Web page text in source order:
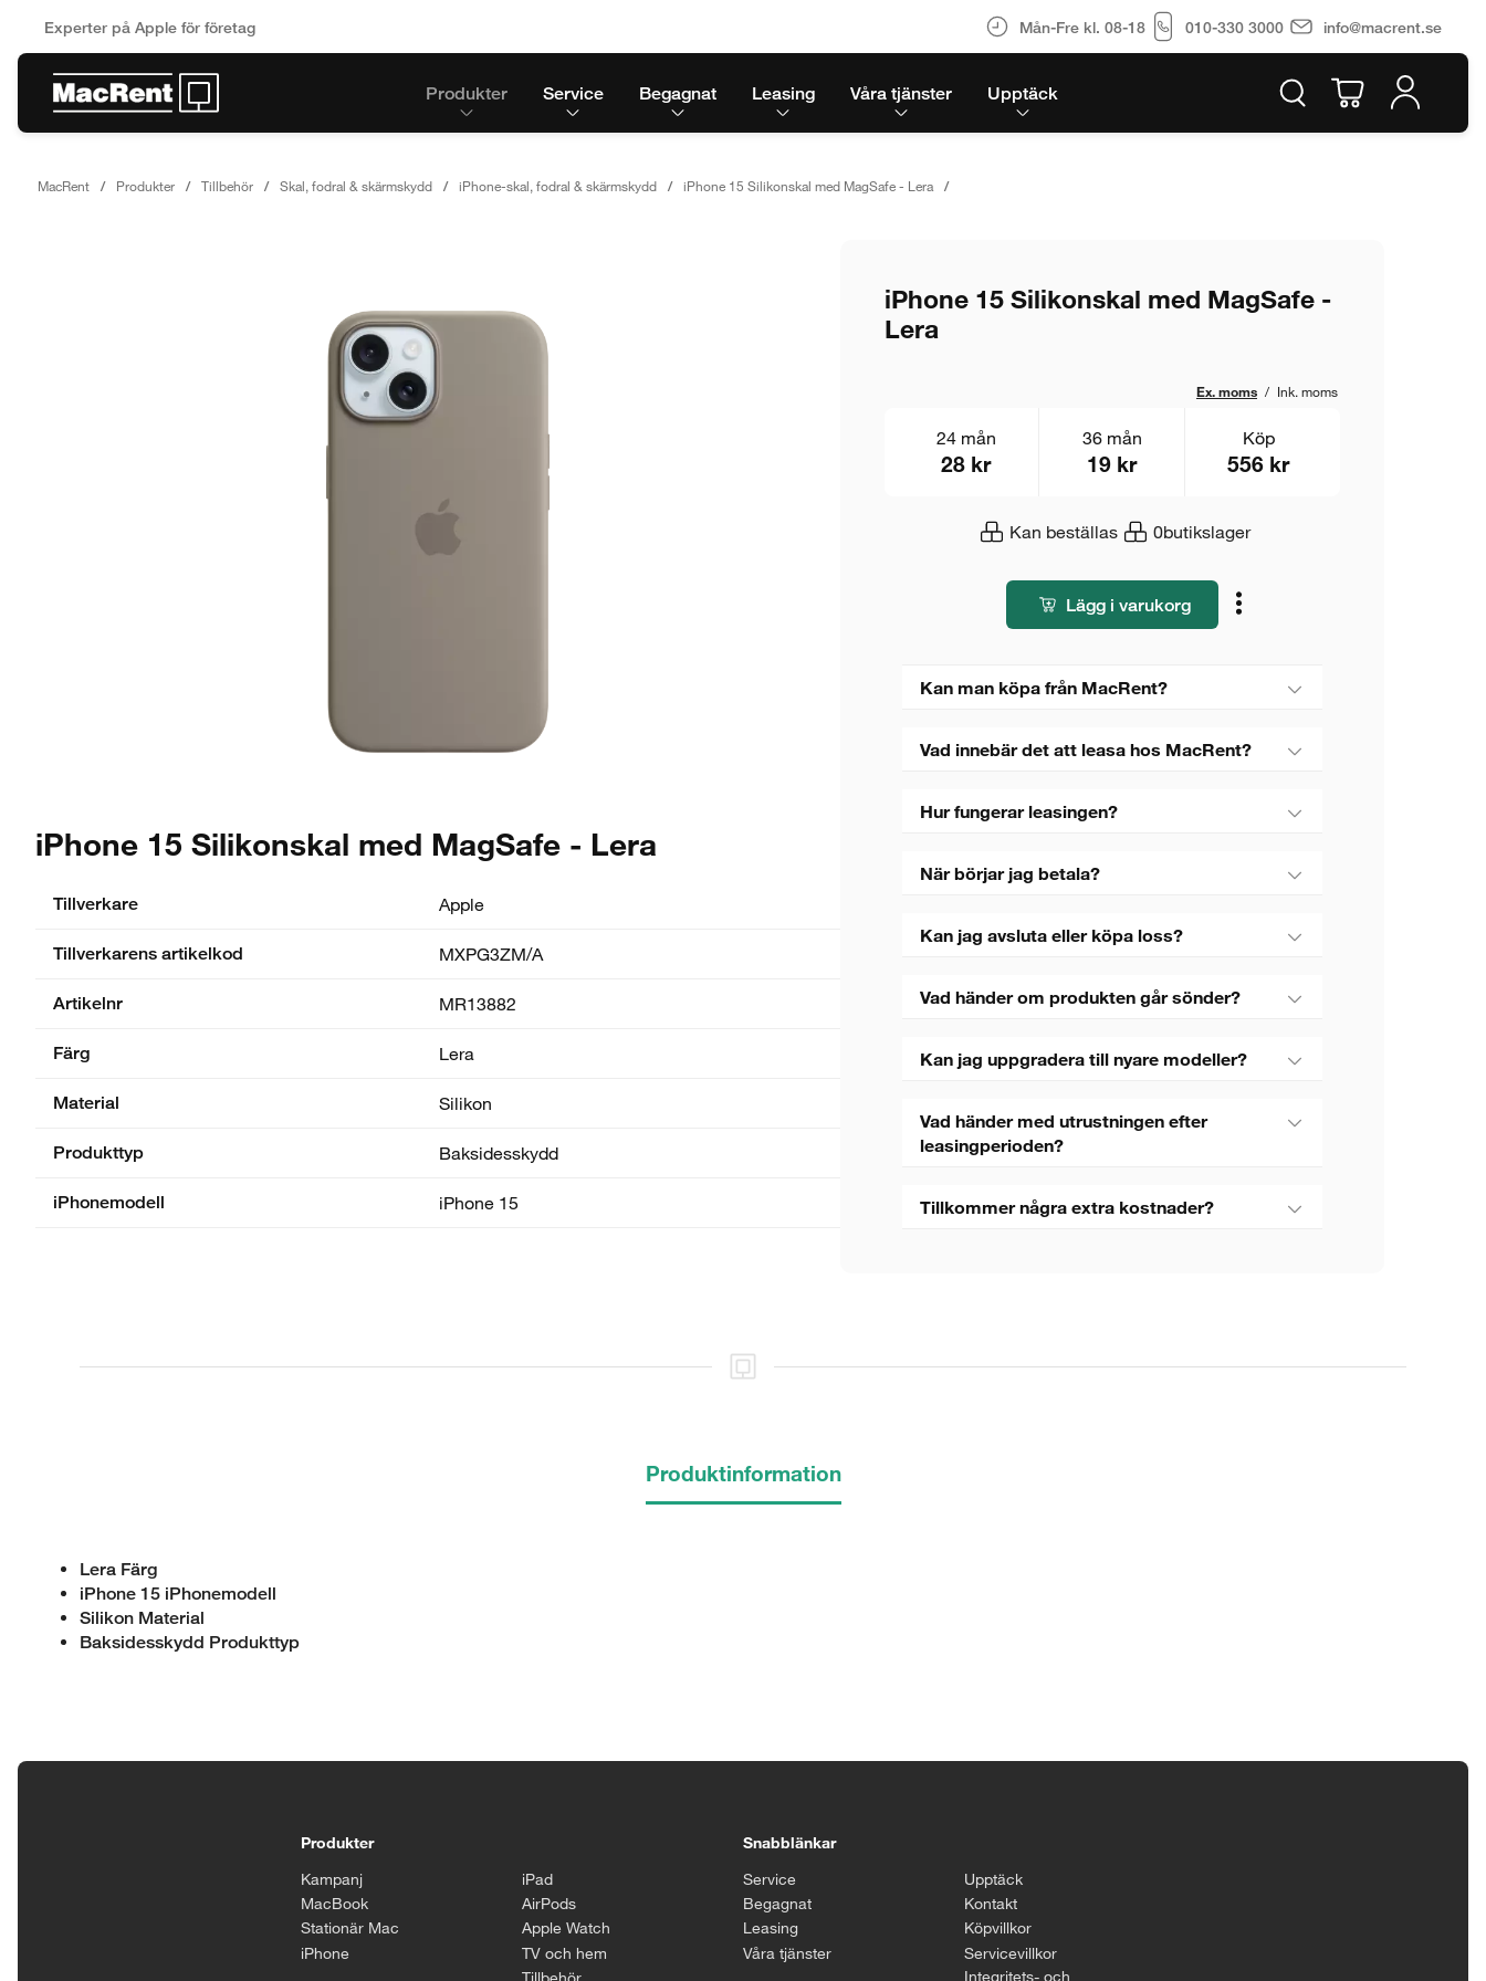
Experter på Apple för företag Mån-Fre kl. 08-18 010-330 3000 info@macrent.se
Produkter Service Begagnat Leasing Våra tjänster Upptäck
MacRent Produkter Tillbehör Skal, fodral & skärmskydd iPhone-skal, fodral & skärmskydd iPhone 15 Silikonskal med MagSafe - Lera
iPhone 15 Silikonskal med MagSafe - Lera
Tillverkare Apple
Tillverkarens artikelkod MXPG3ZM/A
Artikelnr MR13882
Färg Lera
Material Silikon
Produkttyp Baksidesskydd
iPhonemodell iPhone 15
iPhone 15 Silikonskal med MagSafe -
Lera
Ex. moms / Ink. moms
Kan beställas 0butikslager
24 mån
28 kr
36 mån
19 kr
Köp
556 kr
Lägg i varukorg
Kan man köpa från MacRent?
Vad innebär det att leasa hos MacRent?
Hur fungerar leasingen?
När börjar jag betala?
Kan jag avsluta eller köpa loss?
Vad händer om produkten går sönder?
Kan jag uppgradera till nyare modeller?
Vad händer med utrustningen efter
leasingperioden?
Tillkommer några extra kostnader?
Produktinformation
Lera Färg
iPhone 15 iPhonemodell
Silikon Material
Baksidesskydd Produkttyp
Produkter
Kampanj
MacBook
Stationär Mac
iPhone
iPad
AirPods
Apple Watch
TV och hem
Snabblänkar
Service
Begagnat
Leasing
Våra tjänster
Upptäck
Kontakt
Köpvillkor
Servicevillkor
Integritets- och